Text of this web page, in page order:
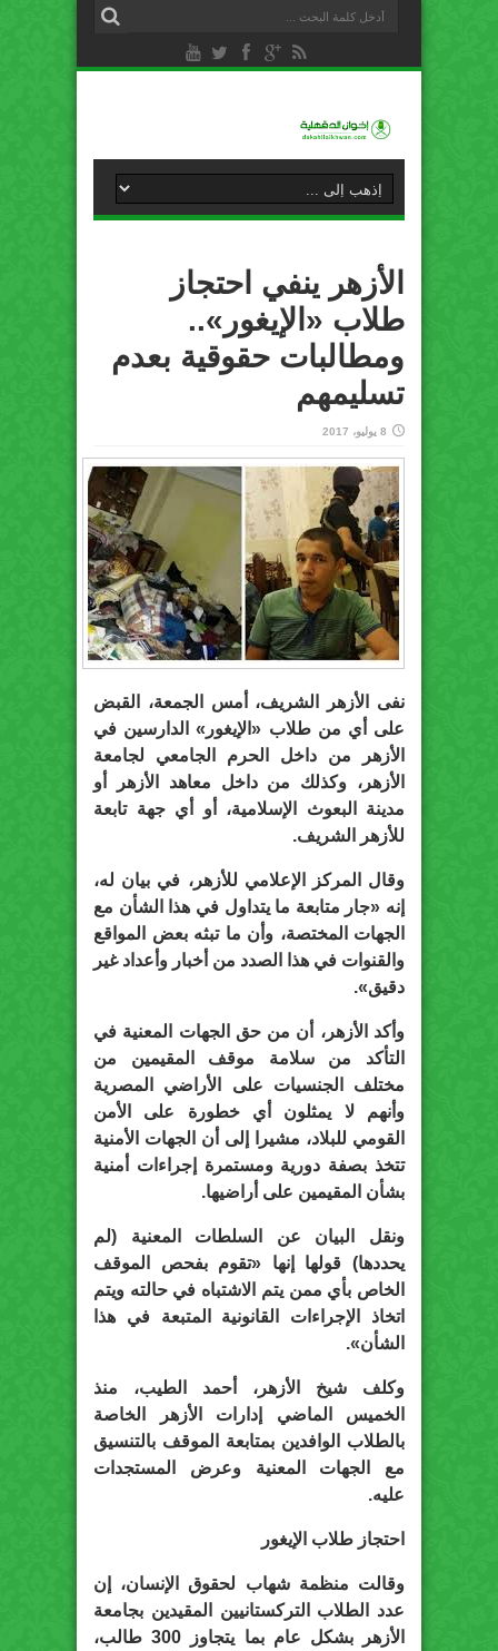
الأزهر ينفي احتجاز
طلاب «الإيغور»..
ومطالبات حقوقية بعدم
تسليمهم
8 يوليو، 2017
نفى الأزهر الشريف، أمس الجمعة، القبض
على أي من طلاب «الإيغور» الدارسين في
الأزهر من داخل الحرم الجامعي لجامعة
الأزهر، وكذلك من داخل معاهد الأزهر أو
مدينة البعوث الإسلامية، أو أي جهة تابعة
للأزهر الشريف.
وقال المركز الإعلامي للأزهر، في بيان له،
إنه «جار متابعة ما يتداول في هذا الشأن مع
الجهات المختصة، وأن ما تبثه بعض المواقع
والقنوات في هذا الصدد من أخبار وأعداد غير
دقيق».
وأكد الأزهر، أن من حق الجهات المعنية في
التأكد من سلامة موقف المقيمين من
مختلف الجنسيات على الأراضي المصرية
وأنهم لا يمثلون أي خطورة على الأمن
القومي للبلاد، مشيرا إلى أن الجهات الأمنية
تتخذ بصفة دورية ومستمرة إجراءات أمنية
بشأن المقيمين على أراضيها.
ونقل البيان عن السلطات المعنية (لم
يحددها) قولها إنها «تقوم بفحص الموقف
الخاص بأي ممن يتم الاشتباه في حالته ويتم
اتخاذ الإجراءات القانونية المتبعة في هذا
الشأن».
وكلف شيخ الأزهر، أحمد الطيب، منذ
الخميس الماضي إدارات الأزهر الخاصة
بالطلاب الوافدين بمتابعة الموقف بالتنسيق
مع الجهات المعنية وعرض المستجدات
عليه.
احتجاز طلاب الإيغور
وقالت منظمة شهاب لحقوق الإنسان، إن
عدد الطلاب التركستانيين المقيدين بجامعة
الأزهر بشكل عام بما يتجاوز 300 طالب،